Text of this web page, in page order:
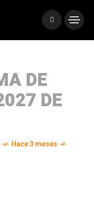
DE
DE
Hace 3 meses